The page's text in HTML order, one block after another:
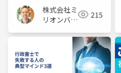
株式会社ミ
リオンバリ
215